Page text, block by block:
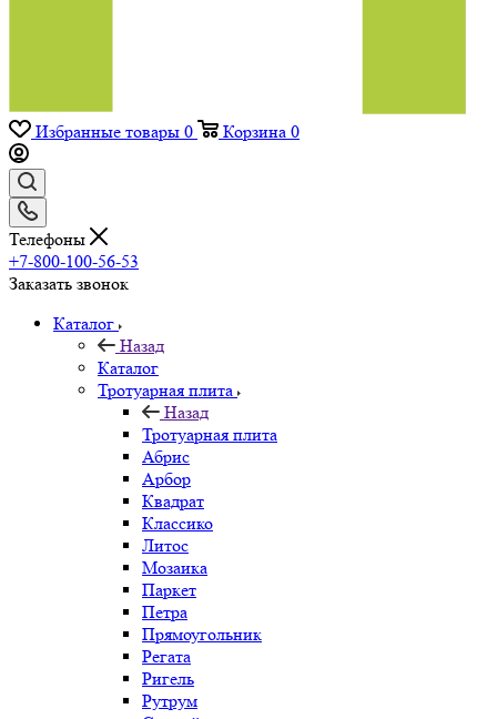
Избранные товары 0 Корзина 0
Телефоны
+7-800-100-56-53
Заказать звонок
Каталог
Назад
Каталог
Тротуарная плита
Назад
Тротуарная плита
Абрис
Арбор
Квадрат
Классико
Литос
Мозаика
Паркет
Петра
Прямоугольник
Регата
Ригель
Рутрум